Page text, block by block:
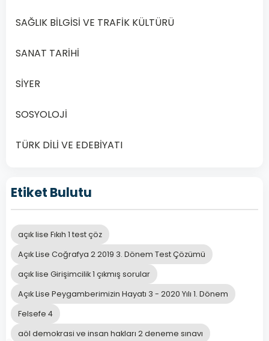
değişir?
Taneciklerin
B
Tanecik
sayısı
D
Toplam
kütle
Önceki Sonraki
SAĞLIK BİLGİSİ VE TRAFİK KÜLTÜRÜ
SANAT TARİHİ
SİYER
SOSYOLOJİ
TÜRK DİLİ VE EDEBİYATI
Etiket Bulutu
açık lise Fıkıh 1 test çöz
Açık Lise Coğrafya 2 2019 3. Dönem Test Çözümü
açık lise Girişimcilik 1 çıkmış sorular
Açık Lise Peygamberimizin Hayatı 3 - 2020 Yılı 1. Dönem
Felsefe 4
aöl demokrasi ve insan hakları 2 deneme sınavı